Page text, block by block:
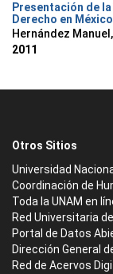
Presentación de
Derecho en
Hernández
2011
Otros Sitios
Universidad
Coordinación de
Toda la UNAM en
Red Universitaria
Portal de Datos
Dirección General
Red de Acervos